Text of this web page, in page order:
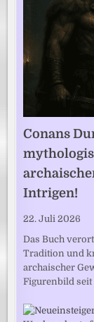
Conans
Intrigen!
22. Juli 2026
Das Buch
Tradition und
archaischer
Figurenbild